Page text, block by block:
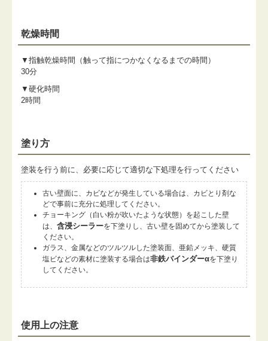
乾燥時間
▼指触乾燥時間（触って指につかなくなるまでの時間）
30分
▼硬化時間
2時間
塗り方
塗装を行う前に、必要に応じて適切な下処理を行ってください
古い壁面に、カビなどが発生している場合は、カビとり剤な
どで事前に充分に処理してください。
チョーキング（白い粉が吹いたような状態）を起こした壁
は、 含浸シーラーを下塗りし、古い壁を固めてから塗装して
ください。
ガラス、金属などのツルツルした塗装面、亜鉛メッキ、硬質
塩ビなどの素材に塗装する場合は非鉄バインダーαを下塗り
してください。
使用上の注意